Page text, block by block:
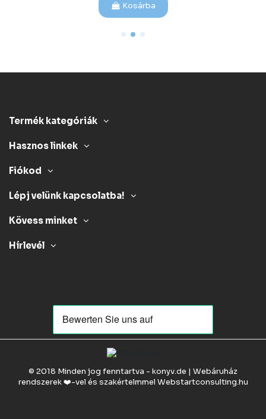
Kosárba
Termék kategóriák
Hasznos linkek
Fiókod
Lépj velünk kapcsolatba!
Kövess minket
Hírlevél
© 2018 Minden jog fenntartva - konyv.de | Webáruház
rendszerek ❤️-vel és szakértelmmel Webstartconsulting.hu